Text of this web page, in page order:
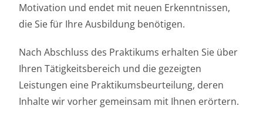
Motivation und endet mit neuen Erkenntnissen,
die Sie für Ihre Ausbildung benötigen.
Nach Abschluss des Praktikums erhalten Sie über
Ihren Tätigkeitsbereich und die gezeigten
Leistungen eine Praktikumsbeurteilung, deren
Inhalte wir vorher gemeinsam mit Ihnen erörtern.